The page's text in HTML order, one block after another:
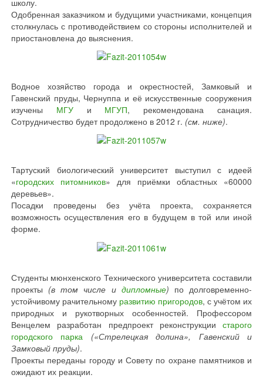
Одобренная заказчиком и будущими участниками, концепция
столкнулась с противодействием со стороны исполнителей и
приостановлена до выяснения.
Водное хозяйство города и окрестностей, Замковый и
Гавенский пруды, Чернуппа и её искусственные сооружения
изучены МГУи МГУП, рекомендована санация.
Сотрудничество будет продолжено в 2012 г. (см. ниже).
Тартуский биологический университет выступил с идеей
«городских питомников» для приёмки областных «60000
деревьев».
Посадки проведены без учёта проекта, сохраняется
возможность осуществления его в будущем в той или иной
форме.
Студенты мюнхенского Технического университета составили
проекты (в том числе и дипломные) по долговременно-
устойчивому рачительному развитию пригородов, с учётом их
природных и рукотворных особенностей. Профессором
Венцелем разработан предпроект реконструкции старого
городского парка
(«Стрелецкая долина», Гавенский и
Замковый пруды).
Проекты переданы городу и Совету по охране памятников и
ожидают их реакции.